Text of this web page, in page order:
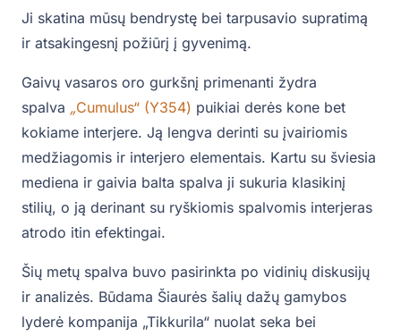
Ji skatina mūsų bendrystę bei tarpusavio supratimą
ir atsakingesnį požiūrį į gyvenimą.
Gaivų vasaros oro gurkšnį primenanti žydra
spalva „Cumulus“ (Y354) puikiai derės kone bet
kokiame interjere. Ją lengva derinti su įvairiomis
medžiagomis ir interjero elementais. Kartu su šviesia
mediena ir gaivia balta spalva ji sukuria klasikinį
stilių, o ją derinant su ryškiomis spalvomis interjeras
atrodo itin efektingai.
Šių metų spalva buvo pasirinkta po vidinių diskusijų
ir analizės. Būdama Šiaurės šalių dažų gamybos
lyderė kompanija „Tikkurila“ nuolat seka bei